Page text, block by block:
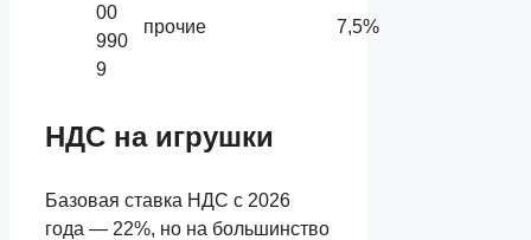
00
990
9
прочие 7,5%
НДС на игрушки
Базовая ставка НДС с 2026
года — 22%, но на большинство